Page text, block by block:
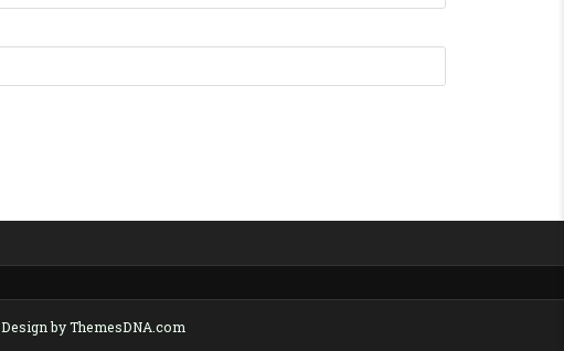
Design by ThemesDNA.com